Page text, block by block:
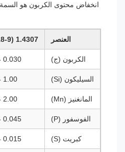
العنصر 1.4307 (X2CrNi18-9)
الكربون (ج) 0.030 على الأكثر
السيليكون (Si) 1.00 على الأكثر
المانغنيز (Mn) 2.00 على الأكثر
الفوسفور (P) 0.045 على الأكثر
كبريت (S) 0.015 على الأكثر